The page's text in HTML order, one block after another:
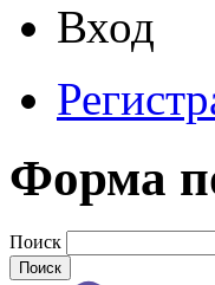
Вход
Форма
Поиск